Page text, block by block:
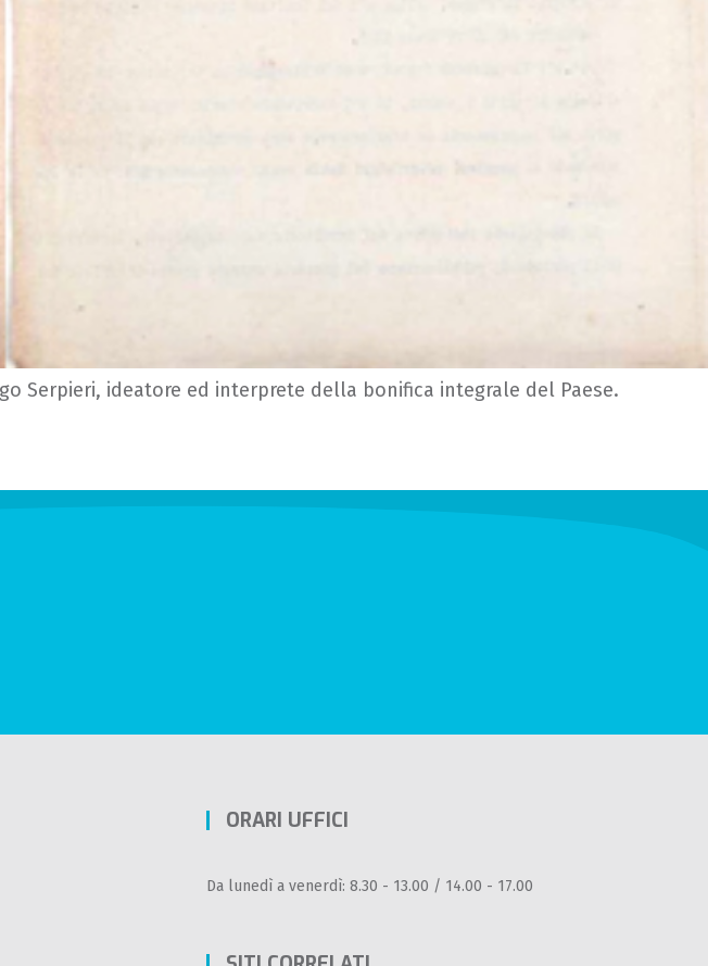
Serpieri, ideatore ed interprete della bonifica integrale del Paese.
ORARI UFFICI
Da lunedì a venerdì: 8.30 - 13.00 / 14.00 - 17.00